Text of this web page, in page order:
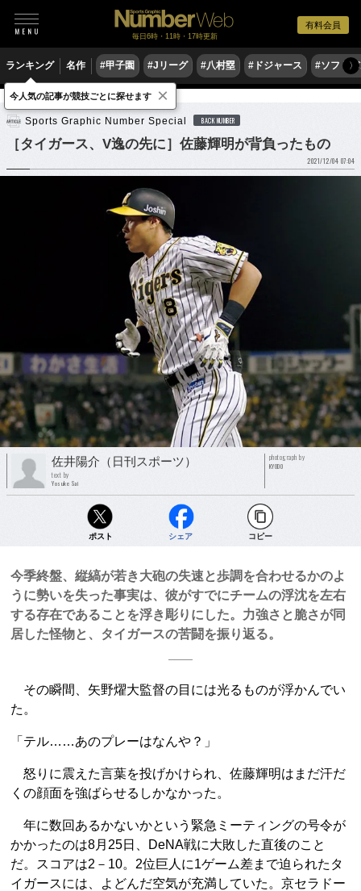
有料会員
毎日6時・11時・17時更新
ランキング 名作 #甲子園 #Jリーグ #八村塁 #ドジャース #ソフト〉
野球 プロ野球
Sports Graphic Number Special BACK NUMBER
［タイガース、V逸の先に］佐藤輝明が背負ったもの
2021/12/04 07:04
佐井陽介（日刊スポーツ）
text by
Yosuke Sai
photograph by
KYODO
ポスト シェア コピー
今季終盤、縦縞が若き大砲の失速と歩調を合わせるかのよ
うに勢いを失った事実は、彼がすでにチームの浮沈を左右
する存在であることを浮き彫りにした。力強さと脆さが同
居した怪物と、タイガースの苦闘を振り返る。
その瞬間、矢野燿大監督の目には光るものが浮かんでい
た。
「テル……あのプレーはなんや？」
怒りに震えた言葉を投げかけられ、佐藤輝明はまだ汗だ
くの顔面を強ばらせるしかなかった。
年に数回あるかないかという緊急ミーティングの号令が
かかったのは8月25日、DeNA戦に大敗した直後のこと
だ。スコアは2－10。2位巨人に1ゲーム差まで迫られたタ
イガースには、よどんだ空気が充満していた。京セラドー
今人気の記事が競技ごとに探せます ×